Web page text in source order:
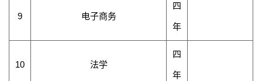
9 电子商务
四
年
10 法学
四
年